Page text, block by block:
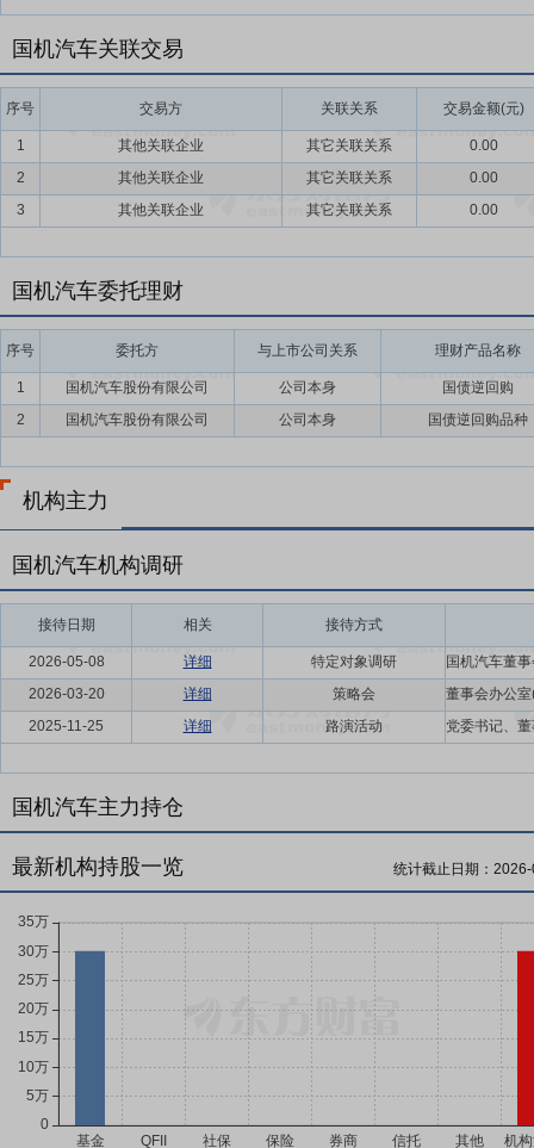
国机汽车关联交易
序号 交易方 关联关系 交易金额(元)
1 其他关联企业 其它关联关系
0.00
2
其他关联企业 其它关联关系
0.00
3
其他关联企业 其它关联关系 0.00
国机汽车委托理财
序号 委托方 与上市公司关系 理财产品名称
1 国机汽车股份有限公司 公司本身
国债逆回购
2
国机汽车股份有限公司 公司本身 国债逆回购品种
机构主力
国机汽车机构调研
接待日期 相关 接待方式
2026-05-08 详细
特定对象调研
2026-03-20
详细
策略会
2025-11-25
详细 路演活动
国机汽车主力持仓
最新机构持股一览 统计截止日期：